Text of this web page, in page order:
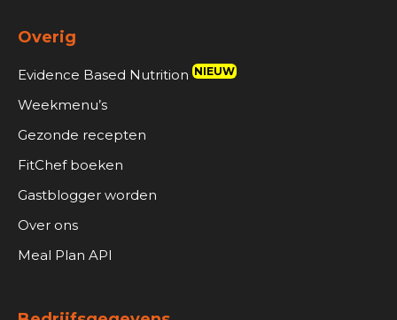
Overig
Evidence Based Nutrition NIEUW
Weekmenu’s
Gezonde recepten
FitChef boeken
Gastblogger worden
Over ons
Meal Plan API